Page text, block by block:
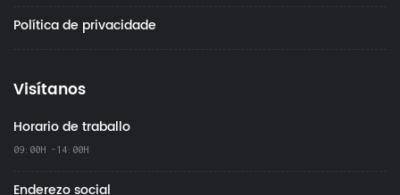
Política de privacidade
Visítanos
Horario de traballo
09:00H -14:00H
Enderezo social